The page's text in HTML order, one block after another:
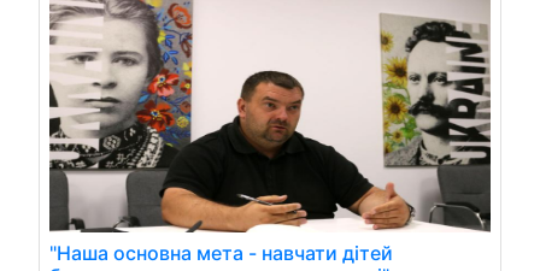
"Наша основна мета - навчати дітей